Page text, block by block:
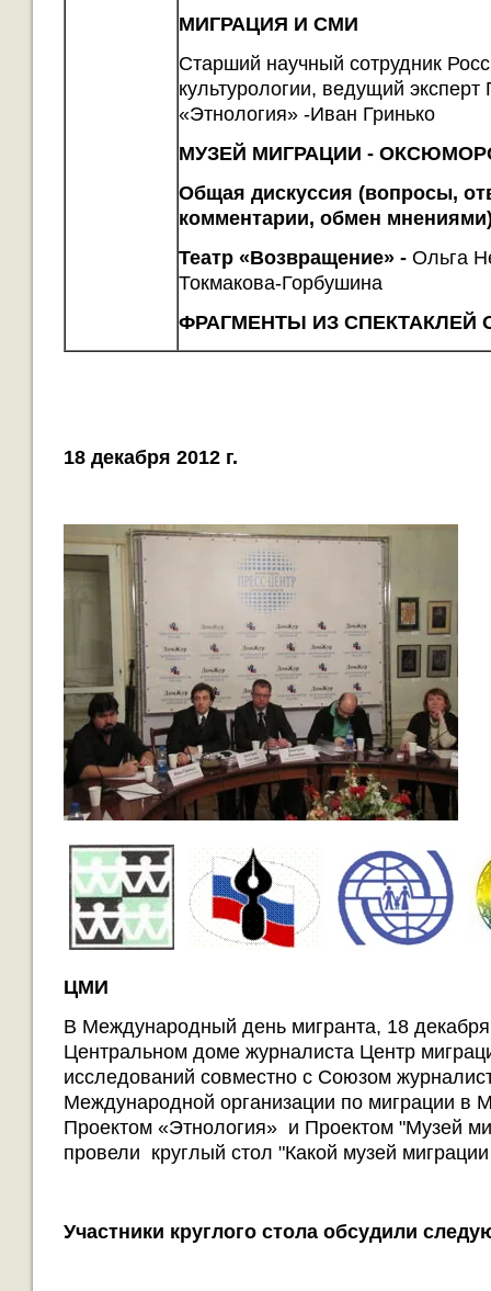
МИГРАЦИЯ И СМИ
Старший научный сотрудник
культурологии, ведущий эксперт
«Этнология» -Иван Гринько
МУЗЕЙ МИГРАЦИИ -
Общая дискуссия (вопросы,
комментарии, обмен
Театр «Возвращение» - Ольга
Токмакова-Горбушина
ФРАГМЕНТЫ ИЗ СПЕКТАКЛЕЙ
18 декабря 2012 г.
ЦМИ
В Международный день мигранта, 18
Центральном доме журналиста Центр
исследований совместно с Союзом
Международной организации по миграции
Проектом «Этнология» и Проектом "Музей
провели круглый стол "Какой музей
Участники круглого стола обсудили